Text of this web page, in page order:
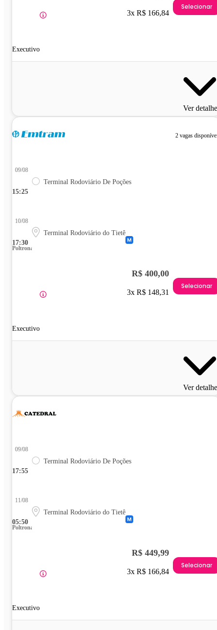
Executivo
3x R$ 166,84
Selecionar
Ver
2 vagas
15:25
09/08
Terminal Rodoviário De Poções
17:30
10/08
Terminal Rodoviário do Tietê
Poltrona
Executivo
R$ 400,00
3x R$ 148,31
Selecionar
Ver
17:55
09/08
Terminal Rodoviário De Poções
05:50
11/08
Terminal Rodoviário do Tietê
Poltrona
Executivo
R$ 449,99
3x R$ 166,84
Selecionar